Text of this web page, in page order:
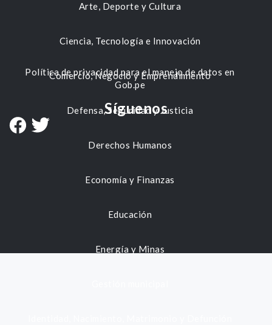
Arte, Deporte y Cultura
Ciencia, Tecnología e Innovación
Comercio, Negocio y Emprendimiento
Defensa, Seguridad y Justicia
Derechos Humanos
Economía y Finanzas
Educación
Energía y Minas
Política de privacidad para el manejo de datos en
Gob.pe
Síguenos